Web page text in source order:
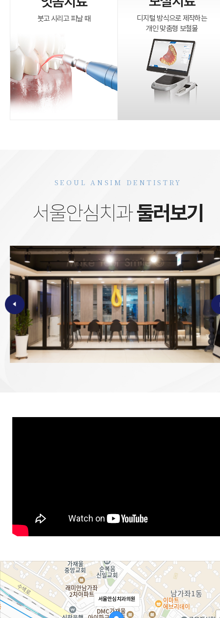
붓고 시리고 피날 때
디지털 방식으로 제작하는
개인 맞춤형 보철물
SEOUL ANSIM DENTISTRY
서울안심치과둘러보기
서울안심치과의원